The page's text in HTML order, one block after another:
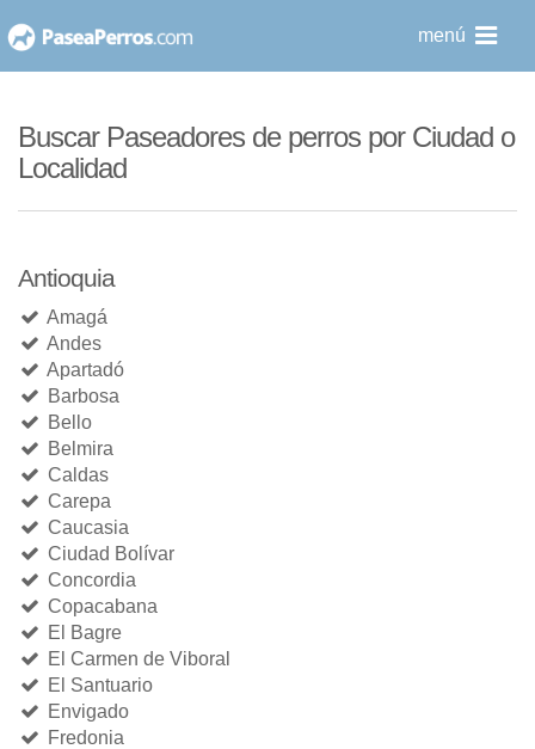
al
menú
Buscar Paseadores de perros por Ciudad o
Localidad
Antioquia
Amagá
Andes
Apartadó
Barbosa
Bello
Belmira
Caldas
Carepa
Caucasia
Ciudad Bolívar
Concordia
Copacabana
El Bagre
El Carmen de Viboral
El Santuario
Envigado
Fredonia